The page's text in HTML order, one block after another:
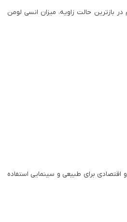
بالای ۱۱۱٪ از میزان ۲۶۰۰ لومن اندازه‌گیری کردیم. با لنز زوم در بازترین حالت زاویه، میزان انسی لومن
برای طبیعی و سینمایی استفاده